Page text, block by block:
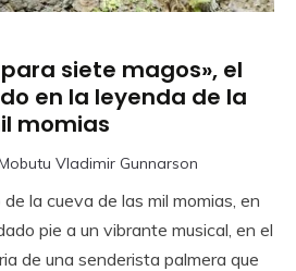
siete magos», el
en la leyenda de la
momias
Vladimir Gunnarson
la cueva de las mil momias, en
pie a un vibrante musical, en el
de una senderista palmera que